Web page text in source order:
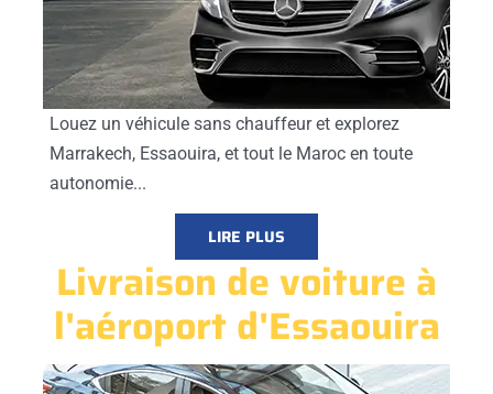
Louez un véhicule sans chauffeur et explorez
Marrakech, Essaouira, et tout le Maroc en toute
autonomie...
LIRE PLUS
Livraison de voiture à
l'aéroport d'Essaouira